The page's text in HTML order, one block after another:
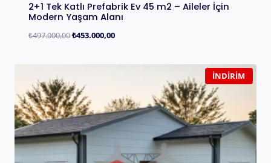
2+1 Tek Katlı Prefabrik Ev 45 m2 – Aileler İçin
Modern Yaşam Alanı
₺497.000,00₺453.000,00
İNDIRIM